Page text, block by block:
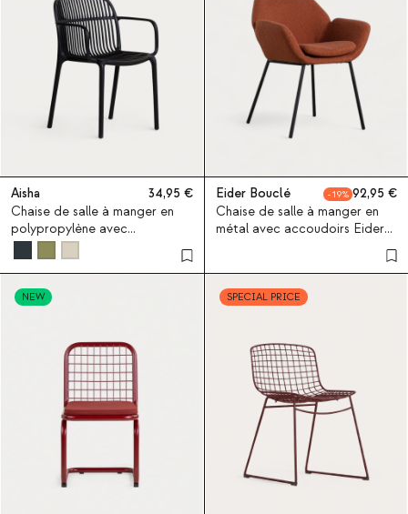
Aisha
34,95
Chaise de salle à manger en
polypropylène avec
Eider Bouclé 19
92,95
Chaise de salle à manger en
métal avec accoudoirs Eider
NEW SPECIAL PRICE